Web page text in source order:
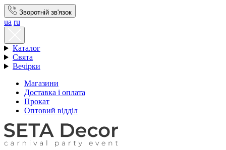
Зворотній зв'язок
ua ru
Каталог
Свята
Вечірки
Магазини
Доставка і оплата
Прокат
Оптовий відділ